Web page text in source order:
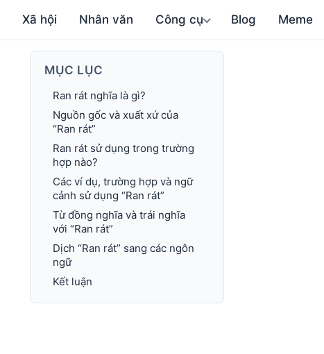
Xã hội Nhân văn Công cụ Blog Meme
MỤC LỤC
Ran rát nghĩa là gì?
Nguồn gốc và xuất xứ của
“Ran rát”
Ran rát sử dụng trong trường
hợp nào?
Các ví dụ, trường hợp và ngữ
cảnh sử dụng “Ran rát”
Từ đồng nghĩa và trái nghĩa
với “Ran rát”
Dịch “Ran rát” sang các ngôn
ngữ
Kết luận